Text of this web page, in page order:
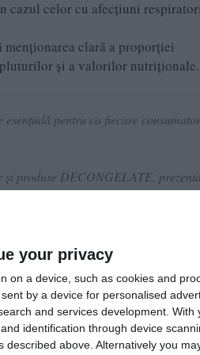
your privacy
on a device, such as cookies and
by a device for personalised
and services development. With
identification through device
above. Alternatively you
cazul celor cu afecțiuni
clară a proporției
și a valorilor nutriționale.
pentru ca fiecare
produse DECONGELATE,
provoca reacții la persoane
(ex: nucă),umpluturi